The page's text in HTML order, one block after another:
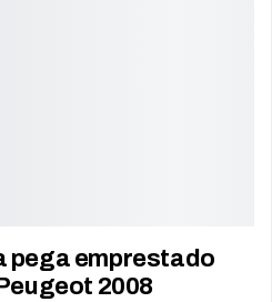
pega emprestado
2008